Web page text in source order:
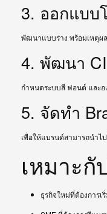
3. ออกแบบ
พัฒนาแบบร่าง พร้อมเหตุผ
4. พัฒนา
กำหนดระบบสี ฟอนต์ และ
5. จัดทำ
เพื่อให้แบรนด์สามารถนำไ
เหมาะกั
ธุรกิจใหม่ที่ต้องการ